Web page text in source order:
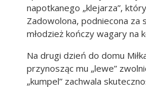
napotkanego „klejarza”,
Zadowolona, podniecona za
młodzież kończy wagary na
Na drugi dzień do domu
przynosząc mu „lewe”
„kumpel” zachwala